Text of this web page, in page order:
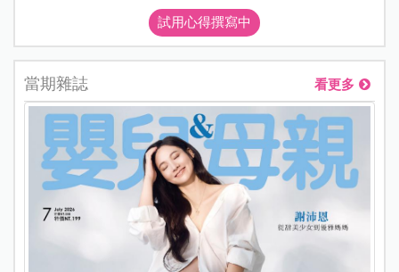
試用心得撰寫中
當期雜誌 看更多